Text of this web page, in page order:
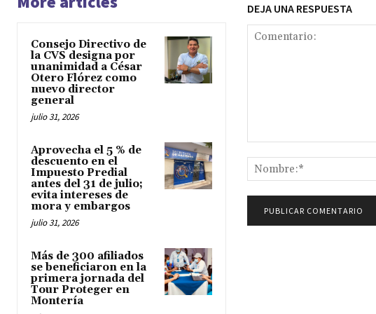
Consejo Directivo de
la CVS designa por
unanimidad a César
Otero Flórez como
nuevo director
general
julio 31, 2026
Aprovecha el 5 % de
descuento en el
Impuesto Predial
antes del 31 de julio;
evita intereses de
mora y embargos
julio 31, 2026
Más de 300 afiliados
se beneficiaron en la
primera jornada del
Tour Proteger en
Montería
DEJA UNA RESPUESTA